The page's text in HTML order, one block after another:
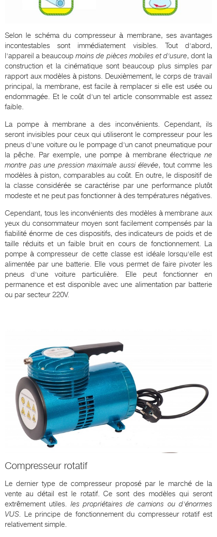
Selon le schéma du compresseur à membrane, ses avantages
incontestables sont immédiatement visibles. Tout d'abord,
l'appareil a beaucoupmoins de pièces mobiles et d'usure, dont la
construction et la cinématique sont beaucoup plus simples par
rapport aux modèles à pistons. Deuxièmement, le corps de travail
principal, la membrane, est facile à remplacer si elle est usée ou
endommagée. Et le coût d'un tel article consommable est assez
faible.
La pompe à membrane a des inconvénients. Cependant, ils
seront invisibles pour ceux qui utiliseront le compresseur pour les
pneus d'une voiture ou le pompage d'un canot pneumatique pour
la pêche. Par exemple, une pompe à membrane électrique ne
montre pas une pression maximale aussi élevée, tout comme les
modèles à piston, comparables au coût. En outre, le dispositif de
la classe considérée se caractérise par une performance plutôt
modeste et ne peut pas fonctionner à des températures négatives.
Cependant, tous les inconvénients des modèles à membrane aux
yeux du consommateur moyen sont facilement compensés par la
fiabilité énorme de ces dispositifs, des indicateurs de poids et de
taille réduits et un faible bruit en cours de fonctionnement. La
pompe à compresseur de cette classe est idéale lorsqu'elle est
alimentée par une batterie. Elle vous permet de faire pivoter les
pneus d'une voiture particulière. Elle peut fonctionner en
permanence et est disponible avec une alimentation par batterie
ou par secteur 220V.
Compresseur rotatif
Le dernier type de compresseur proposé par le marché de la
vente au détail est le rotatif. Ce sont des modèles qui seront
extrêmement utiles. les propriétaires de camions ou d'énormes
VUS. Le principe de fonctionnement du compresseur rotatif est
relativement simple.